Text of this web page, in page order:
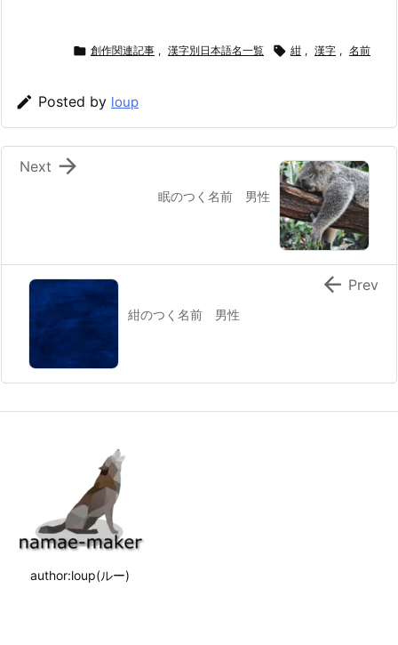
 創作関連記事 , 漢字別日本語名一覧  紺 , 漢字 , 名前
 Posted by loup
眠のつく名前 男性

Next
紺のつく名前 男性
 Prev
author:loup(ルー)